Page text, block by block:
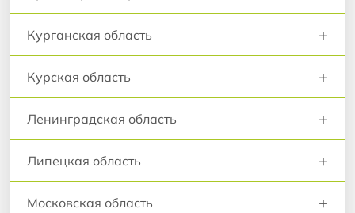
Курганская область +
Курская область +
Ленинградская область +
Липецкая область +
Московская область +